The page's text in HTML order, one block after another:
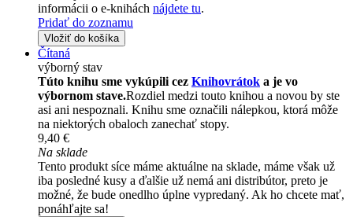
informácii o e-knihách nájdete tu.
Pridať do zoznamu
Vložiť do košíka
Čítaná
výborný stav
Túto knihu sme vykúpili cez Knihovrátok a je vo
výbornom stave.Rozdiel medzi touto knihou a novou by ste
asi ani nespoznali. Knihu sme označili nálepkou, ktorá môže
na niektorých obaloch zanechať stopy.
9,40 €
Na sklade
Tento produkt síce máme aktuálne na sklade, máme však už
iba posledné kusy a ďalšie už nemá ani distribútor, preto je
možné, že bude onedlho úplne vypredaný. Ak ho chcete mať,
ponáhľajte sa!